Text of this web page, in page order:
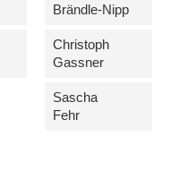
Brändle-Nipp
Christoph
Gassner
Sascha
Fehr